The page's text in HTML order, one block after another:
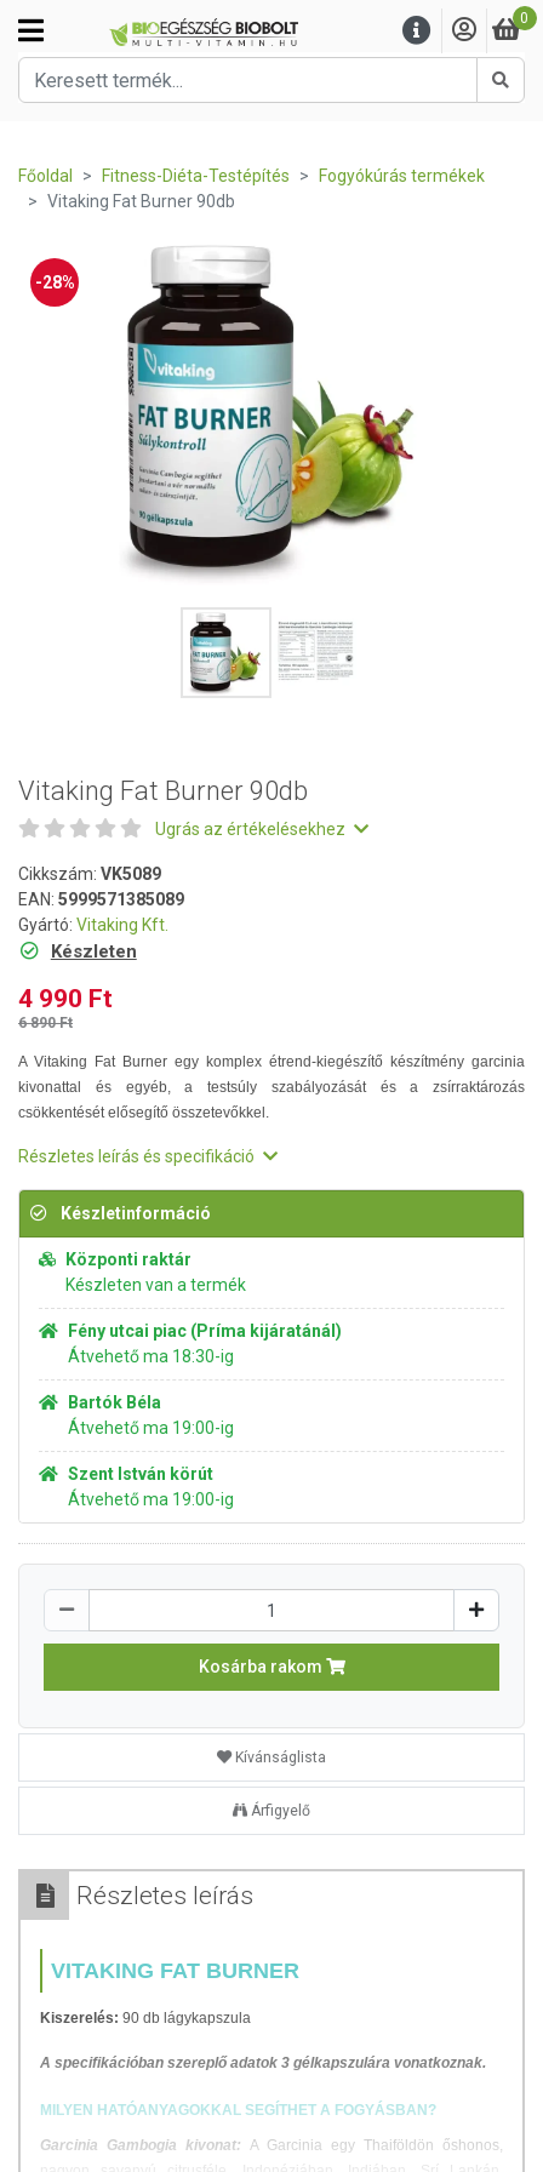
0
Főoldal Fitness-Diéta-Testépítés
Fogyókúrás termékek
Vitaking Fat Burner 90db
-28%
Vitaking Fat Burner 90db
Ugrás az értékelésekhez
Cikkszám: VK5089
EAN: 5999571385089
Gyártó: Vitaking Kft.
Készleten
4 990 Ft
6 890 Ft
A Vitaking Fat Burner egy komplex étrend-kiegészítő készítmény garcinia
kivonattal és egyéb, a testsúly szabályozását és a zsírraktározás
csökkentését elősegítő összetevőkkel.
Részletes leírás és specifikáció
Készletinformáció
Központi raktár
Készleten van a termék
Fény utcai piac (Príma kijáratánál)
Átvehető ma 18:30-ig
Bartók Béla
Átvehető ma 19:00-ig
Szent István körút
Átvehető ma 19:00-ig
Kosárba rakom
Kívánságlista
Árfigyelő
Részletes leírás
VITAKING FAT BURNER
Kiszerelés: 90 db lágykapszula
A specifikációban szereplő adatok 3 gélkapszulára vonatkoznak.
MILYEN HATÓANYAGOKKAL SEGÍTHET A FOGYÁSBAN?
Garcinia Gambogia kivonat: A Garcinia egy Thaiföldön őshonos,